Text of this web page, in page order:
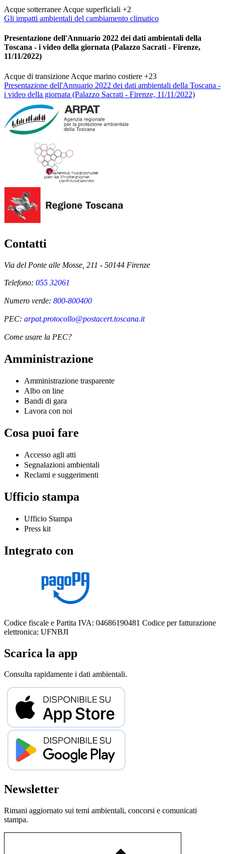
Acque sotterranee Acque superficiali +2
Gli impatti ambientali del cambiamento climatico
Presentazione dell'Annuario 2022 dei dati ambientali della
Toscana - i video della giornata (Palazzo Sacrati - Firenze,
11/11/2022)
Acque di transizione Acque marino costiere +23
Presentazione dell'Annuario 2022 dei dati ambientali della Toscana -
i video della giornata (Palazzo Sacrati - Firenze, 11/11/2022)
Contatti
Via del Ponte alle Mosse, 211 - 50144 Firenze
Telefono: 055 32061
Numero verde: 800-800400
PEC: arpat.protocollo@postacert.toscana.it
Come usare la PEC?
Amministrazione
Amministrazione trasparente
Albo on line
Bandi di gara
Lavora con noi
Cosa puoi fare
Accesso agli atti
Segnalazioni ambientali
Reclami e suggerimenti
Ufficio stampa
Ufficio Stampa
Press kit
Integrato con
Codice fiscale e Partita IVA: 04686190481 Codice per fatturazione
elettronica: UFNBJI
Scarica la app
Consulta rapidamente i dati ambientali.
Newsletter
Rimani aggiornato sui temi ambientali, concorsi e comunicati
stampa.